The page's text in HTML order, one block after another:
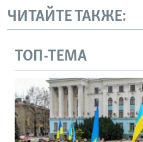
ЧИТАЙТЕ ТАКЖЕ:
ТОП-ТЕМА